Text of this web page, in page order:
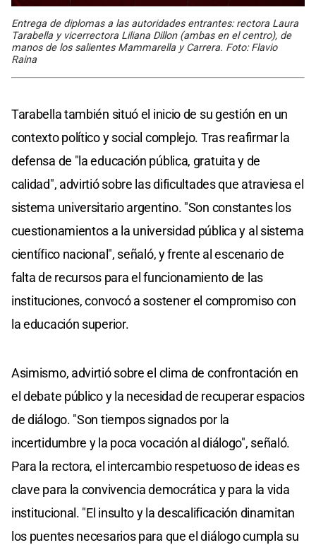
Entrega de diplomas a las autoridades entrantes: rectora Laura
Tarabella y vicerrectora Liliana Dillon (ambas en el centro), de
manos de los salientes Mammarella y Carrera. Foto: Flavio
Raina
Tarabella también situó el inicio de su gestión en un
contexto político y social complejo. Tras reafirmar la
defensa de "la educación pública, gratuita y de
calidad", advirtió sobre las dificultades que atraviesa el
sistema universitario argentino. "Son constantes los
cuestionamientos a la universidad pública y al sistema
científico nacional", señaló, y frente al escenario de
falta de recursos para el funcionamiento de las
instituciones, convocó a sostener el compromiso con
la educación superior.
Asimismo, advirtió sobre el clima de confrontación en
el debate público y la necesidad de recuperar espacios
de diálogo. "Son tiempos signados por la
incertidumbre y la poca vocación al diálogo", señaló.
Para la rectora, el intercambio respetuoso de ideas es
clave para la convivencia democrática y para la vida
institucional. "El insulto y la descalificación dinamitan
los puentes necesarios para que el diálogo cumpla su